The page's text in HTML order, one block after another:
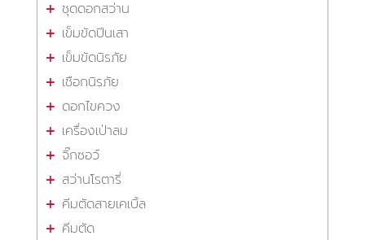
ชุดดอกสว่าน
เข็มขัดปีนเสา
เข็มขัดนิรภัย
เชือกนิรภัย
ดอกไขควง
เครื่องเป่าลม
จิ๊กซอว์
สว่านโรตารี่
คีมตัดสายเคเบิ้ล
คีมตัด